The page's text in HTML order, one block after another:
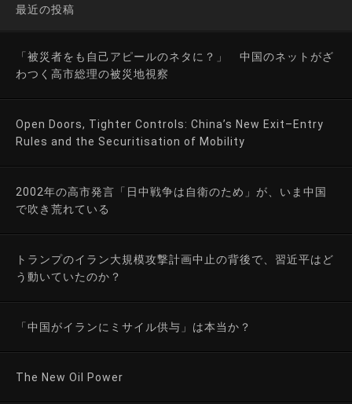
最近の投稿
「被災者をも自己アピールのネタに？」 中国のネットがざ
わつく高市総理の被災地視察
Open Doors, Tighter Controls: China’s New Exit–Entry
Rules and the Securitisation of Mobility
2002年の高市発言「日中戦争は自衛のため」が、いま中国
で吹き荒れている
トランプのイラン大規模攻撃計画中止の背後で、習近平はど
う動いていたのか？
「中国がイランにミサイル供与」は本当か？
The New Oil Power